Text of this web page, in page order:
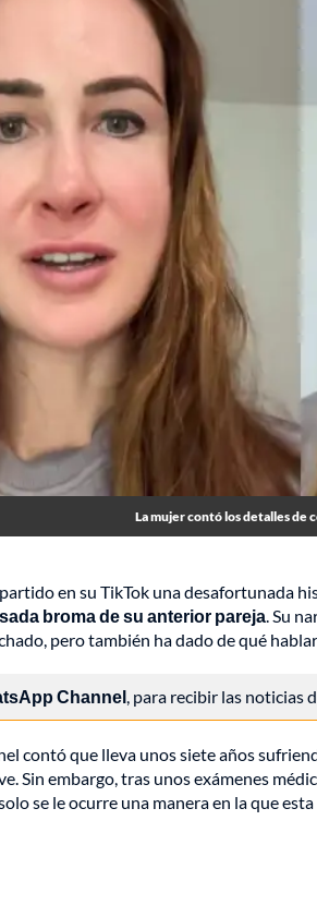
La mujer contó los detalles de
en su TikTok una desafortunada
broma de su anterior pareja. Su
pero también ha dado de qué
Channel, para recibir las noticias
contó que lleva unos siete años
Sin embargo, tras unos exámenes
se le ocurre una manera en la que